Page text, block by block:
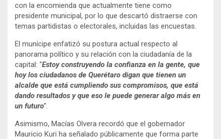
con la encomienda que actualmente tiene como
presidente municipal, por lo que descartó distraerse con
temas partidistas o electorales, incluidas las encuestas.
El munícipe enfatizó su postura actual respecto al
panorama político y su relación con la ciudadanía de la
capital: “Estoy construyendo la confianza en la gente, que
hoy los ciudadanos de Querétaro digan que tienen un
alcalde que está cumpliendo sus compromisos, que está
dando resultados y que eso le puede generar algo más en
un futuro”.
Asimismo, Macías Olvera recordó que el gobernador
Mauricio Kuri ha señalado públicamente que forma parte